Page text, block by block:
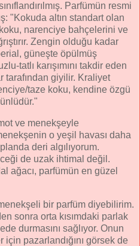
Parfümün resmi
"Kokuda altın standart olan
koku, narenciye bahçelerini ve
Zengin olduğu kadar
güneşte öpülmüş
tatlı karışımını takdir eden
tarafından giyilir. Kraliyet
taze koku, kendine özgü
ve menekşeyle
o yeşil havası daha
deri algılıyorum.
de uzak ihtimal değil.
ağacı, parfümün en güzel
bir parfüm diyebilirim.
sonra orta kısımdaki parlak
durmasını sağlıyor. Onun
pazarlandığını görsek de